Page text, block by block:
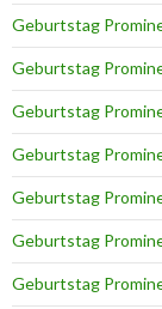
Geburtstag
Geburtstag
Geburtstag
Geburtstag
Geburtstag
Geburtstag
Geburtstag